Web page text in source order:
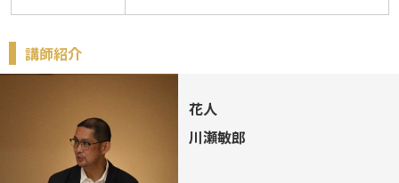
講師紹介
花人
川瀬敏郎